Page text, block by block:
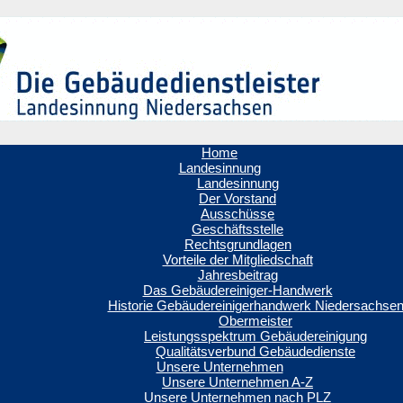
Home
Landesinnung
Landesinnung
Der Vorstand
Ausschüsse
Geschäftsstelle
Rechtsgrundlagen
Vorteile der Mitgliedschaft
Jahresbeitrag
Das Gebäudereiniger-Handwerk
Historie Gebäudereinigerhandwerk Niedersachsen
Obermeister
Leistungsspektrum Gebäudereinigung
Qualitätsverbund Gebäudedienste
Unsere Unternehmen
Unsere Unternehmen A-Z
Unsere Unternehmen nach PLZ